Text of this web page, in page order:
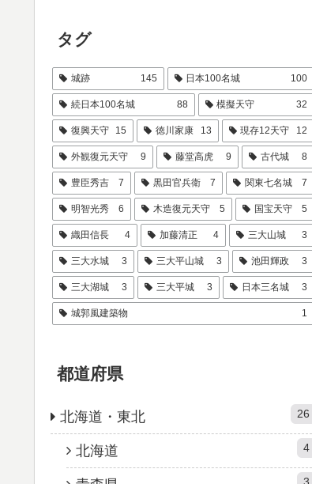
タグ
城跡 145 日本100名城 100
続日本100名城 88 模擬天守 32
復興天守 15 徳川家康 13 現存12天守 12
外観復元天守 9 藤堂高虎 9 古代城 8
豊臣秀吉 7 黒田官兵衛 7 関東七名城 7
明智光秀 6 木造復元天守 5 国宝天守 5
織田信長 4 加藤清正 4 三大山城 3
三大水城 3 三大平山城 3 池田輝政 3
三大湖城 3 三大平城 3 日本三名城 3
城郭風建築物 1
都道府県
北海道・東北 26
北海道 4
3